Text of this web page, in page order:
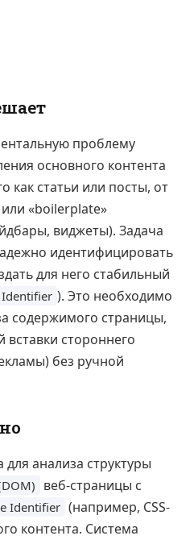
проблему
основного контента
как статьи или посты, от
«boilerplate»
виджеты). Задача
идентифицировать
для него стабильный
Identifier ). Это необходимо
содержимого страницы,
вставки стороннего
без ручной
анализа структуры
веб-страницы с
Identifier (например, CSS-
контента. Система